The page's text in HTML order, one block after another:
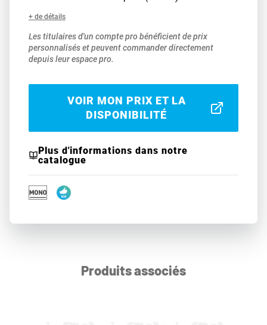
+ de détails
Les titulaires d'un compte pro bénéficient de prix
personnalisés et peuvent commander directement
depuis leur espace pro.
VOIR MON PRIX ET LA
DISPONIBILITÉ
Plus d'informations dans notre
catalogue
Produits associés